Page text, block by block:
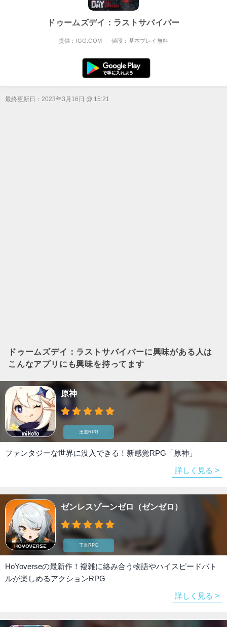
ドゥームズデイ：ラストサバイバー
提供：IGG.COM 値段：基本プレイ無料
最終更新日： 2023年3月16日 @ 15:21
ドゥームズデイ：ラストサバイバーに興味がある人は
こんなアプリにも興味を持ってます
原神
王道RPG
ファンタジーな世界に没入できる！新感覚RPG「原神」
詳しく見る >
ゼンレスゾーンゼロ（ゼンゼロ）
王道RPG
HoYoverseの最新作！複雑に絡み合う物語やハイスピードバト
ルが楽しめるアクションRPG
詳しく見る >